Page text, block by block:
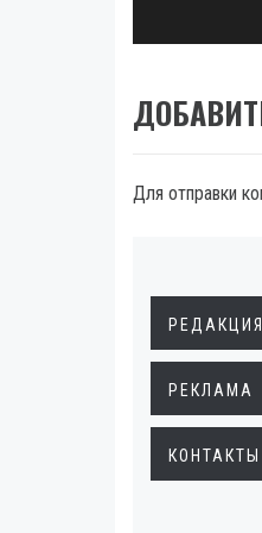
Для отправки
РЕДАКЦИЯ
РЕКЛАМА
КОНТАКТЫ